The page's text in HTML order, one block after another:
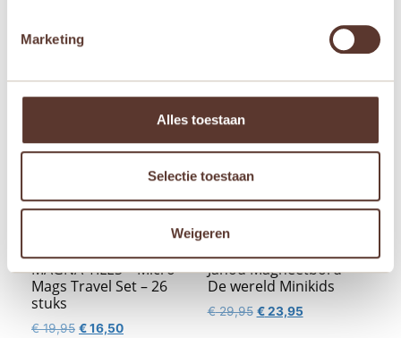
Marketing
Alles toestaan
Selectie toestaan
Weigeren
Aanbieding!
MAGNA-TILES – Micro
Mags Travel Set – 26
stuks
€19,95 Oorspronkelijke
€16,50Huidige
Aanbieding!
Janod Magneetbord –
De wereld Minikids
€29,95 Oorspronkelijke
€23,95Huidige